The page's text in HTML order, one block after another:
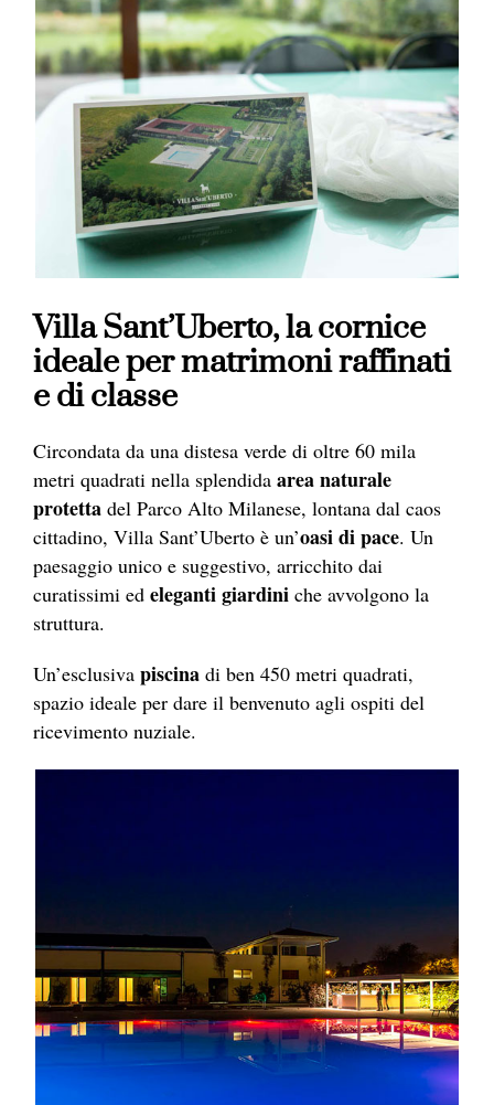
Villa Sant’Uberto, la cornice
ideale per matrimoni raffinati
e di classe
Circondata da una distesa verde di oltre 60 mila
metri quadrati nella splendida area naturale
protetta del Parco Alto Milanese, lontana dal caos
cittadino, Villa Sant’Uberto è un’oasidi pace. Un
paesaggio unico e suggestivo, arricchito dai
curatissimi ed eleganti giardini che avvolgono la
struttura.
Un’esclusiva piscina di ben 450 metri quadrati,
spazio ideale per dare il benvenuto agli ospiti del
ricevimento nuziale.